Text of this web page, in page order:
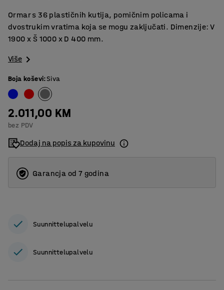
Ormar s 36 plastičnih kutija, pomičnim policama i
dvostrukim vratima koja se mogu zaključati. Dimenzije: V
1900 x Š 1000 x D 400 mm.
Više
Boja koševi:Siva
2.011,00 KM
bez PDV
Dodaj na popis za kupovinu
Garancja od 7 godina
Suunnittelupalvelu
Suunnittelupalvelu